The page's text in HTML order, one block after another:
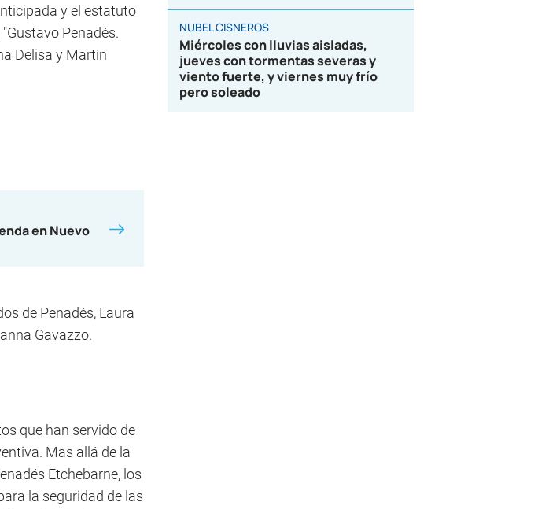
y el estatuto
Penadés.
Delisa y Martín
en Nuevo
de Penadés, Laura
Gavazzo.
que han servido de
Mas allá de la
Etchebarne, los
la seguridad de las
NUBEL CISNEROS
Miércoles con lluvias aisladas,
jueves con tormentas severas y
viento fuerte, y viernes muy frío
pero soleado